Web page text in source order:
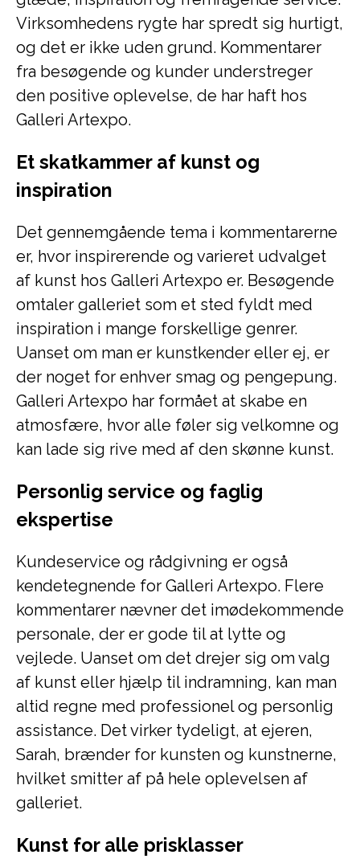
Virksomhedens rygte har spredt sig hurtigt,
og det er ikke uden grund. Kommentarer
fra besøgende og kunder understreger
den positive oplevelse, de har haft hos
Galleri Artexpo.
Et skatkammer af kunst og
inspiration
Det gennemgående tema i kommentarerne
er, hvor inspirerende og varieret udvalget
af kunst hos Galleri Artexpo er. Besøgende
omtaler galleriet som et sted fyldt med
inspiration i mange forskellige genrer.
Uanset om man er kunstkender eller ej, er
der noget for enhver smag og pengepung.
Galleri Artexpo har formået at skabe en
atmosfære, hvor alle føler sig velkomne og
kan lade sig rive med af den skønne kunst.
Personlig service og faglig
ekspertise
Kundeservice og rådgivning er også
kendetegnende for Galleri Artexpo. Flere
kommentarer nævner det imødekommende
personale, der er gode til at lytte og
vejlede. Uanset om det drejer sig om valg
af kunst eller hjælp til indramning, kan man
altid regne med professionel og personlig
assistance. Det virker tydeligt, at ejeren,
Sarah, brænder for kunsten og kunstnerne,
hvilket smitter af på hele oplevelsen af
galleriet.
Kunst for alle prisklasser